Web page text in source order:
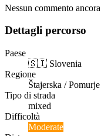
Nessun commento
Dettagli percorso
Paese
🇸🇮 Slovenia
Regione
Štajerska / Pomurje
Tipo di strada
mixed
Difficoltà
Moderate